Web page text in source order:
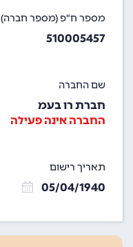
מספר ח"פ (מספר חברה)
510005457
שם החברה
חברת רו בעמ
החברה אינה פעילה
תאריך רישום
05/04/1940